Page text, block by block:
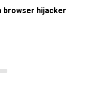
browser hijacker